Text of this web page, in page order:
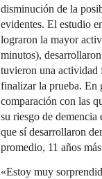
disminución de la
evidentes. El estudio
lograron la mayor
minutos),
tuvieron una actividad
finalizar la prueba. En
comparación con las
su riesgo de
que sí desarrollaron
promedio, 11 años
«Estoy muy